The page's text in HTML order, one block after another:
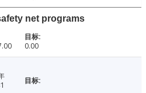
net programs
0.00